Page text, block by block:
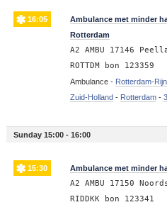
16:05
Ambulance met minder
Rotterdam
A2 AMBU 17146
ROTTDM bon 123359
Ambulance - Rotterdam-
Zuid-Holland- Rotterdam-
Sunday 15:00 - 16:00
15:30 Ambulance met minder
A2 AMBU 17150
RIDDKK bon 123341